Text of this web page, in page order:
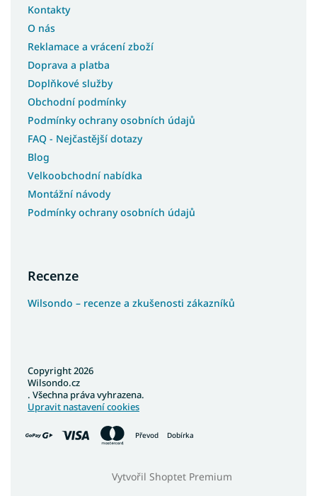
Kontakty
O nás
Reklamace a vrácení zboží
Doprava a platba
Doplňkové služby
Obchodní podmínky
Podmínky ochrany osobních údajů
FAQ - Nejčastější dotazy
Blog
Velkoobchodní nabídka
Montážní návody
Podmínky ochrany osobních údajů
Recenze
Wilsondo – recenze a zkušenosti zákazníků
Převod Dobírka
Vytvořil Shoptet Premium
Copyright 2026
Wilsondo.cz
. Všechna práva vyhrazena.
Upravit nastavení cookies